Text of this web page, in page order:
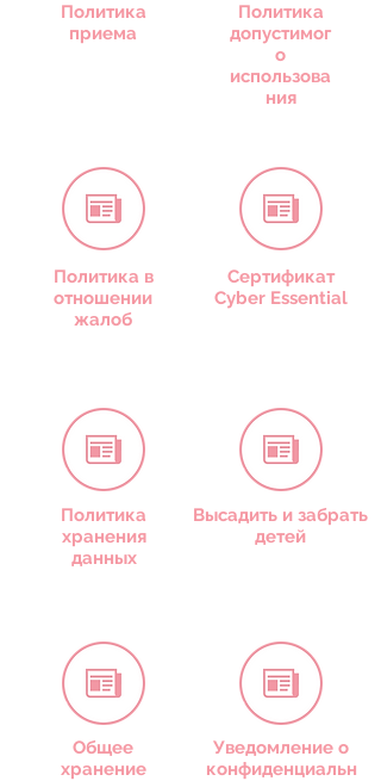
Политика
приема
Политика в
отношении
жалоб
Политика
допустимог
о
использова
ния
Сертификат
Cyber Essential
Политика
хранения
данных
Высадить и забрать
детей
Общее
хранение
Уведомление о
конфиденциальн